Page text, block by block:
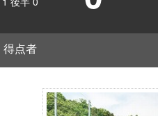
得点者